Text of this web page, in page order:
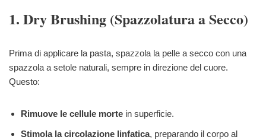
1. Dry Brushing (Spazzolatura a Secco)
Prima di applicare la pasta, spazzola la pelle a secco con una
spazzola a setole naturali, sempre in direzione del cuore.
Questo:
Rimuove le cellule morte in superficie.
Stimola la circolazione linfatica, preparando il corpo al